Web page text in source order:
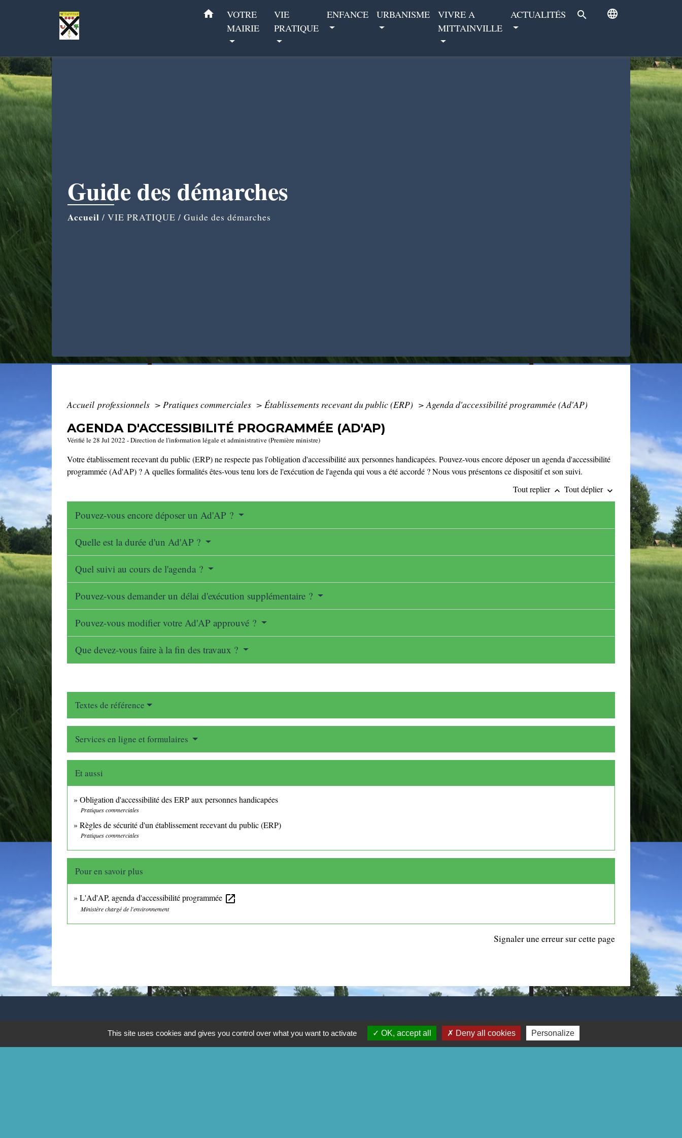
home
VOTRE
MAIRIE
VIE
PRATIQUE
ENFANCE URBANISME
VIVRE A
MITTAINVILLE
ACTUALITÉS search language
Guide des démarches
Accueil / VIE PRATIQUE / Guide des démarches
Accueil professionnels > Pratiques commerciales > Établissements recevant du public (ERP) > Agenda d'accessibilité programmée (Ad'AP)
AGENDA D'ACCESSIBILITÉ PROGRAMMÉE (AD'AP)
Vérifié le 28 Jul 2022 - Direction de l'information légale et administrative (Première ministre)
Votre établissement recevant du public (ERP) ne respecte pas l'obligation d'accessibilité aux personnes handicapées. Pouvez-vous encore déposer un agenda d'accessibilité
programmée (Ad'AP) ? A quelles formalités êtes-vous tenu lors de l'exécution de l'agenda qui vous a été accordé ? Nous vous présentons ce dispositif et son suivi.
Tout replier keyboard_arrow_up Tout déplier keyboard_arrow_down
Pouvez-vous encore déposer un Ad'AP ?
Quelle est la durée d'un Ad'AP ?
Quel suivi au cours de l'agenda ?
Pouvez-vous demander un délai d'exécution supplémentaire ?
Pouvez-vous modifier votre Ad'AP approuvé ?
Que devez-vous faire à la fin des travaux ?
Textes de référence
Services en ligne et formulaires
Et aussi
Obligation d'accessibilité des ERP aux personnes handicapées
Pratiques commerciales
Règles de sécurité d'un établissement recevant du public (ERP)
Pratiques commerciales
Pour en savoir plus
L'Ad'AP, agenda d'accessibilité programmée open_in_new
Ministère chargé de l'environnement
Signaler une erreur sur cette page
CONTACTS
This site uses cookies and gives you control over what you want to activate OK, accept all Deny all cookies Personalize